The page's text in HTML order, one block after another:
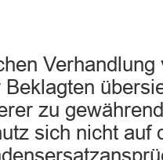
Verhandlung
zu
sich nicht auf